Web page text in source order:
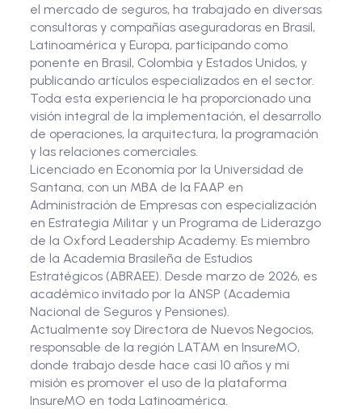
el mercado de seguros, ha trabajado en diversas
consultoras y compañías aseguradoras en Brasil,
Latinoamérica y Europa, participando como
ponente en Brasil, Colombia y Estados Unidos, y
publicando artículos especializados en el sector.
Toda esta experiencia le ha proporcionado una
visión integral de la implementación, el desarrollo
de operaciones, la arquitectura, la programación
y las relaciones comerciales.
Licenciado en Economía por la Universidad de
Santana, con un MBA de la FAAP en
Administración de Empresas con especialización
en Estrategia Militar y un Programa de Liderazgo
de la Oxford Leadership Academy. Es miembro
de la Academia Brasileña de Estudios
Estratégicos (ABRAEE). Desde marzo de 2026, es
académico invitado por la ANSP (Academia
Nacional de Seguros y Pensiones).
Actualmente soy Directora de Nuevos Negocios,
responsable de la región LATAM en InsureMO,
donde trabajo desde hace casi 10 años y mi
misión es promover el uso de la plataforma
InsureMO en toda Latinoamérica.